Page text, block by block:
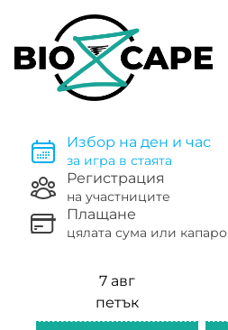
Избор на ден и час
за игра в стаята
Регистрация
на участниците
Плащане
цялата сума или капаро
7 авг
петък